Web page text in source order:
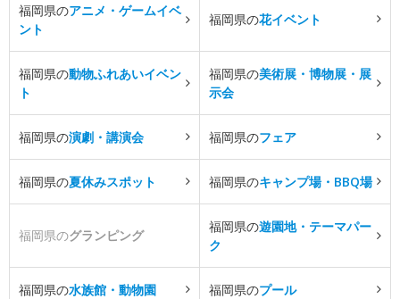
福岡県のアニメ・ゲームイベ
ント
福岡県の花イベント
福岡県の動物ふれあいイベン
ト
福岡県の美術展・博物展・展
示会
福岡県の演劇・講演会 福岡県のフェア
福岡県の夏休みスポット 福岡県のキャンプ場・BBQ場
福岡県のグランピング
福岡県の遊園地・テーマパー
ク
福岡県の水族館・動物園 福岡県のプール